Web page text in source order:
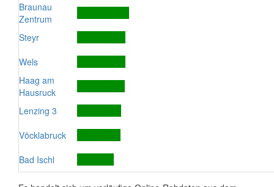
Braunau
Zentrum
Steyr
Wels
Haag am
Hausruck
Lenzing 3
Vöcklabruck
Bad Ischl